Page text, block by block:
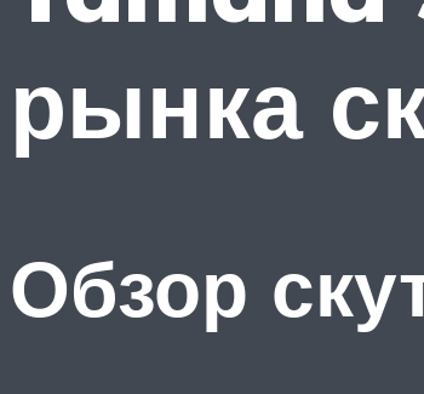
рынка
Обзор